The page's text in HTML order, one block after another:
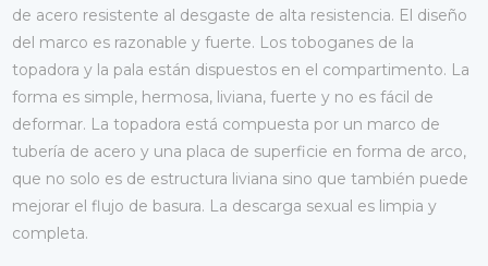
de acero resistente al desgaste de alta resistencia. El diseño
del marco es razonable y fuerte. Los toboganes de la
topadora y la pala están dispuestos en el compartimento. La
forma es simple, hermosa, liviana, fuerte y no es fácil de
deformar. La topadora está compuesta por un marco de
tubería de acero y una placa de superficie en forma de arco,
que no solo es de estructura liviana sino que también puede
mejorar el flujo de basura. La descarga sexual es limpia y
completa.